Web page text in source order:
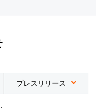
プレスリリース